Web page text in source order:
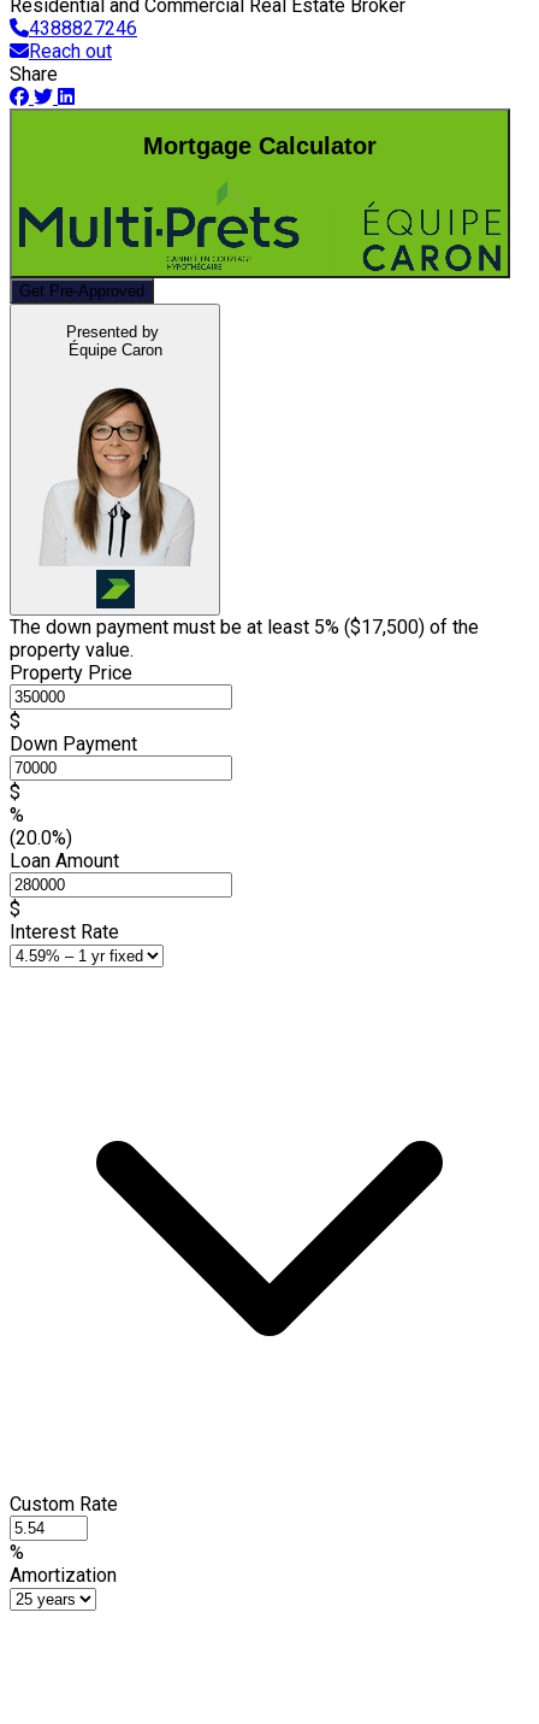
Residential and Commercial Real Estate Broker
4388827246
Reach out
Share
Mortgage Calculator
Get Pre-Approved
Presented by
Équipe Caron
The down payment must be at least 5% ($17,500) of the
property value.
Property Price
$
Down Payment
$
%
(20.0%)
Loan Amount
$
Interest Rate
Custom Rate
%
Amortization